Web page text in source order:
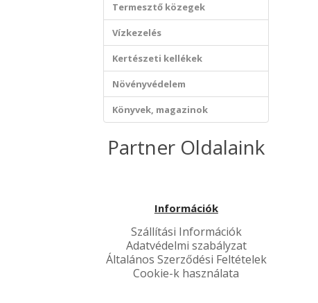
Termesztő közegek
Vízkezelés
Kertészeti kellékek
Növényvédelem
Könyvek, magazinok
Partner Oldalaink
Információk
Szállítási Információk
Adatvédelmi szabályzat
Általános Szerződési Feltételek
Cookie-k használata